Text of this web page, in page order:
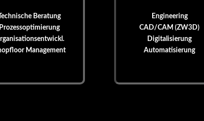
Beratung
Prozessoptimierung
Management
Engineering
CAD/CAM (ZW3D)
Digitalisierung
Automatisierung